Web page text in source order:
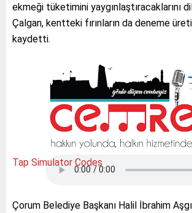
ekmeği tüketimini yaygınlaştıracaklarını
Çalgan, kentteki fırınların da deneme
kaydetti.
Tap Simulator Codes
Çorum Belediye Başkanı Halil İbrahim